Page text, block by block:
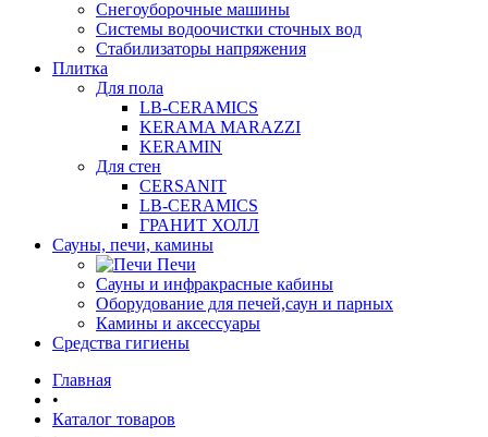
Снегоуборочные машины
Системы водоочистки сточных вод
Стабилизаторы напряжения
Плитка
Для пола
LB-CERAMICS
KERAMA MARAZZI
KERAMIN
Для стен
CERSANIT
LB-CERAMICS
ГРАНИТ ХОЛЛ
Сауны, печи, камины
Печи
Сауны и инфракрасные кабины
Оборудование для печей,саун и парных
Камины и аксессуары
Средства гигиены
Главная
•
Каталог товаров